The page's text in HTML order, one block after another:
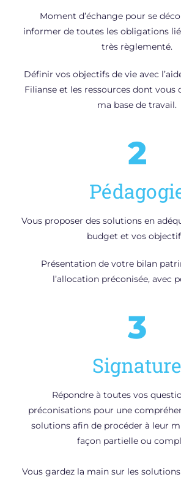
Moment d’échange pour se
informer de toutes les obligations
très règlementé.
Définir vos objectifs de vie avec
Filianse et les ressources dont vous
ma base de travail.
2
Vous proposer des solutions en
budget et vos
Présentation de votre bilan
l’allocation préconisée, avec
3
Signature
Répondre à toutes vos
préconisations pour une
solutions afin de procéder à leur
façon partielle ou
Vous gardez la main sur les